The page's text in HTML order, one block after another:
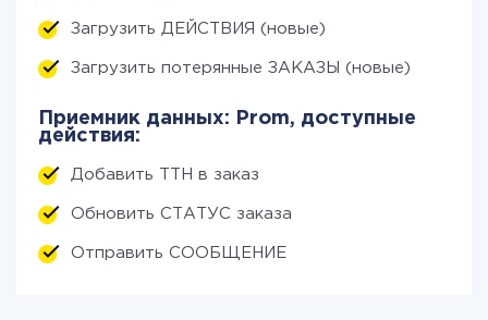
Загрузить ДЕЙСТВИЯ (новые)
Загрузить потерянные ЗАКАЗЫ (новые)
Приемник данных: Prom, доступные
действия:
Добавить ТТН в заказ
Обновить СТАТУС заказа
Отправить СООБЩЕНИЕ